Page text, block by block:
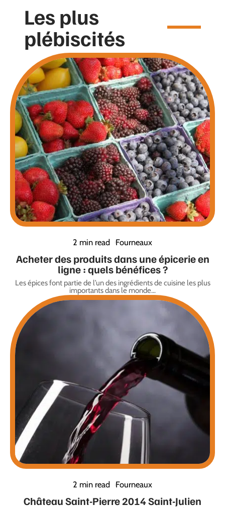
Les plus
plébiscités
2 min read Fourneaux
Acheter des produits dans une épicerie en
ligne : quels bénéfices ?
Les épices font partie de l’un des ingrédients de cuisine les plus
importants dans le monde…
2 min read Fourneaux
Château Saint-Pierre 2014 Saint-Julien